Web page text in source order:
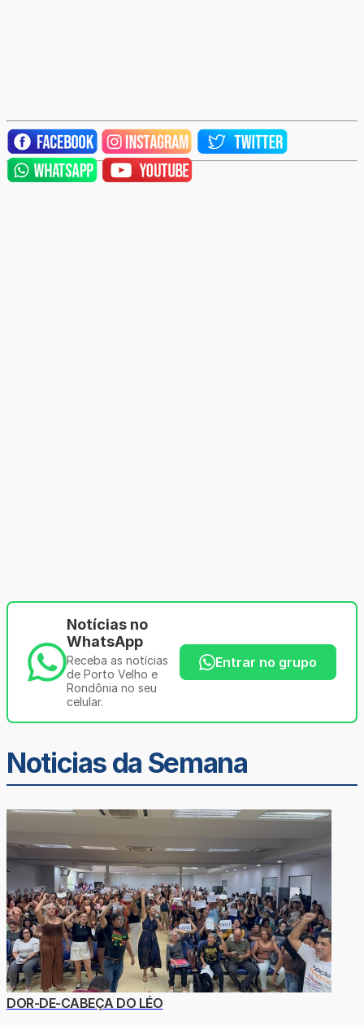
Notícias no
WhatsApp
Receba as notícias
de Porto Velho e
Rondônia no seu
celular.
Entrar no grupo
Noticias da Semana
DOR-DE-CABEÇA DO LÉO